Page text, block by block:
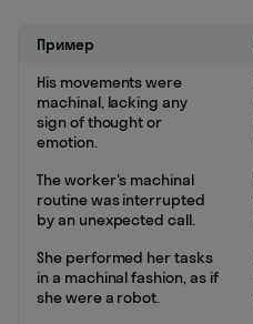
Пример
His movements were
machinal, lacking any
sign of thought or
emotion.
The worker's machinal
routine was interrupted
by an unexpected call.
She performed her tasks
in a machinal fashion, as if
she were a robot.